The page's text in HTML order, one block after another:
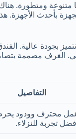
متنوعة ومتطورة.
بأحدث الأجهزة.
بجودة عالية.
الغرف مصممة
التفاصيل
محترف وودود
تجربة للنزلاء.